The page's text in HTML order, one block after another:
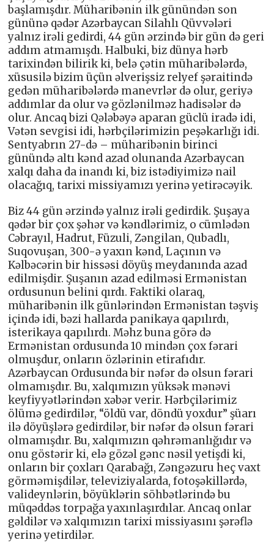
başlamışdır. Müharibənin ilk günündən son
gününə qədər Azərbaycan Silahlı Qüvvələri
yalnız irəli gedirdi, 44 gün ərzində bir gün də geri
addım atmamışdı. Halbuki, biz dünya hərb
tarixindən bilirik ki, belə çətin müharibələrdə,
xüsusilə bizim üçün əlverişsiz relyef şəraitində
gedən müharibələrdə manevrlər də olur, geriyə
addımlar da olur və gözlənilməz hadisələr də
olur. Ancaq bizi Qələbəyə aparan güclü iradə idi,
Vətən sevgisi idi, hərbçilərimizin peşəkarlığı idi.
Sentyabrın 27-də – müharibənin birinci
günündə altı kənd azad olunanda Azərbaycan
xalqı daha da inandı ki, biz istədiyimizə nail
olacağıq, tarixi missiyamızı yerinə yetirəcəyik.
Biz 44 gün ərzində yalnız irəli gedirdik. Şuşaya
qədər bir çox şəhər və kəndlərimiz, o cümlədən
Cəbrayıl, Hadrut, Füzuli, Zəngilan, Qubadlı,
Suqovuşan, 300-ə yaxın kənd, Laçının və
Kəlbəcərin bir hissəsi döyüş meydanında azad
edilmişdir. Şuşanın azad edilməsi Ermənistan
ordusunun belini qırdı. Faktiki olaraq,
müharibənin ilk günlərindən Ermənistan təşviş
içində idi, bəzi hallarda panikaya qapılırdı,
isterikaya qapılırdı. Məhz buna görə də
Ermənistan ordusunda 10 mindən çox fərari
olmuşdur, onların özlərinin etirafıdır.
Azərbaycan Ordusunda bir nəfər də olsun fərari
olmamışdır. Bu, xalqımızın yüksək mənəvi
keyfiyyətlərindən xəbər verir. Hərbçilərimiz
ölümə gedirdilər, “öldü var, döndü yoxdur” şüarı
ilə döyüşlərə gedirdilər, bir nəfər də olsun fərari
olmamışdır. Bu, xalqımızın qəhrəmanlığıdır və
onu göstərir ki, elə gözəl gənc nəsil yetişdi ki,
onların bir çoxları Qarabağı, Zəngəzuru heç vaxt
görməmişdilər, televiziyalarda, fotoşəkillərdə,
valideynlərin, böyüklərin söhbətlərində bu
müqəddəs torpağa yaxınlaşırdılar. Ancaq onlar
gəldilər və xalqımızın tarixi missiyasını şərəflə
yerinə yetirdilər.